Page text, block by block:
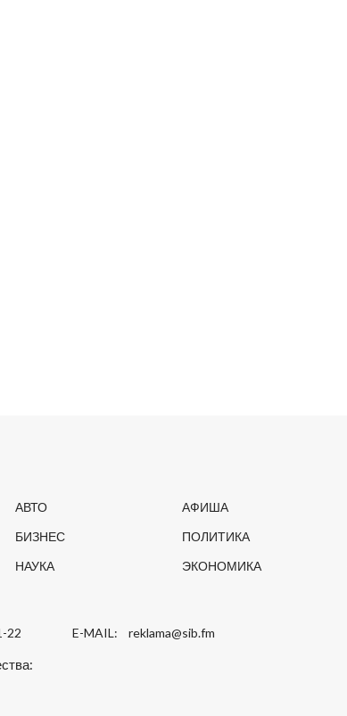
АВТО
БИЗНЕС
НАУКА
АФИША
ПОЛИТИКА
ЭКОНОМИКА
22
E-MAIL: reklama@sib.fm